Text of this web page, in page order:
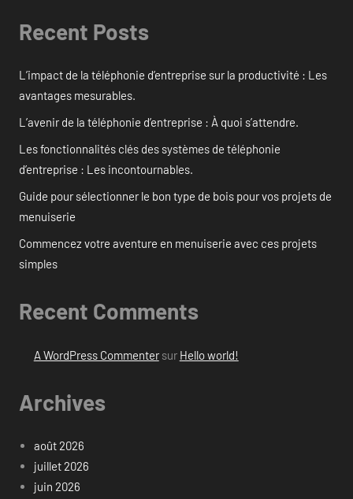
Recent Posts
L’impact de la téléphonie d’entreprise sur la productivité : Les
avantages mesurables.
L’avenir de la téléphonie d’entreprise : À quoi s’attendre.
Les fonctionnalités clés des systèmes de téléphonie
d’entreprise : Les incontournables.
Guide pour sélectionner le bon type de bois pour vos projets de
menuiserie
Commencez votre aventure en menuiserie avec ces projets
simples
Recent Comments
A WordPress Commentersur Hello world!
Archives
août 2026
juillet 2026
juin 2026